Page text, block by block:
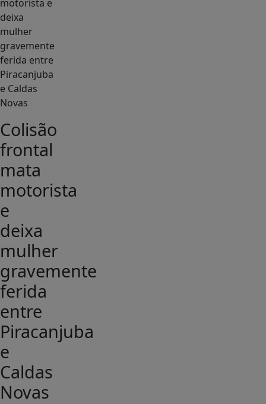
Colisão
frontal
mata
motorista
e
deixa
mulher
gravemente
ferida
entre
Piracanjuba
e
Caldas
Novas